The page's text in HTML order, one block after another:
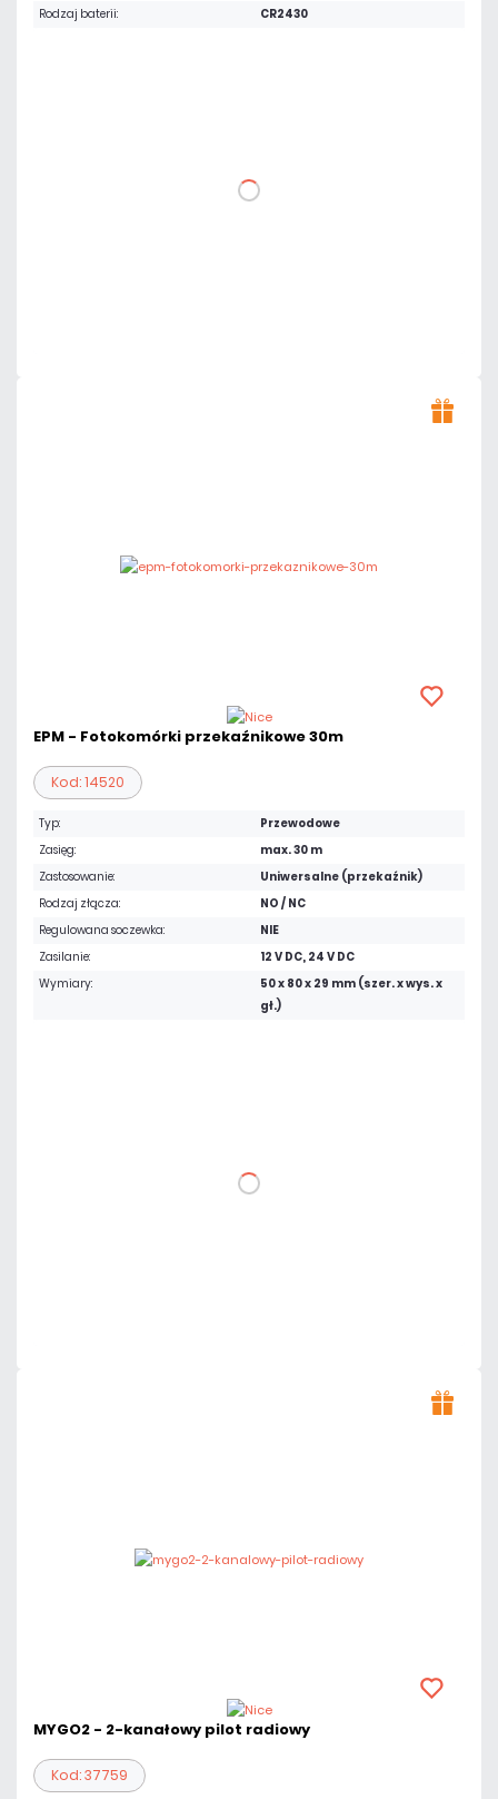
Rodzaj baterii:
CR2430
DO KOSZYKA
EPM - Fotokomórki przekaźnikowe 30m
Kod: 14520
Typ:
Przewodowe
Zasięg:
max. 30 m
Zastosowanie:
Uniwersalne (przekaźnik)
Rodzaj złącza:
NO / NC
Regulowana soczewka:
NIE
Zasilanie:
12 V DC, 24 V DC
Wymiary:
50 x 80 x 29 mm (szer. x wys. x
gł.)
DO KOSZYKA
MYGO2 - 2-kanałowy pilot radiowy
Kod: 37759